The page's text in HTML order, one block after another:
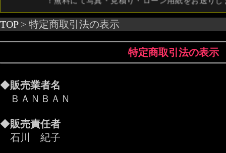
TOP> 特定商取引法の表示
特定商取引法の表示
◆販売業者名
ＢＡＮＢＡＮ
◆販売責任者
石川 紀子